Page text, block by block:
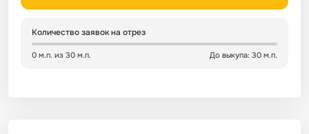
Количество заявок на отрез
0 м.п. из 30 м.п. До выкупа: 30 м.п.
Сатин
Зеленый
Детский